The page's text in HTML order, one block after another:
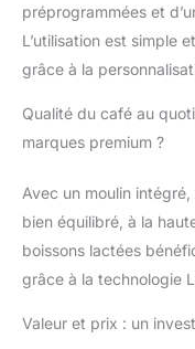
préprogrammées et
L’utilisation est simple
grâce à la
Qualité du café au
marques premium ?
Avec un moulin
bien équilibré, à la
boissons lactées
grâce à la technologie
Valeur et prix : un